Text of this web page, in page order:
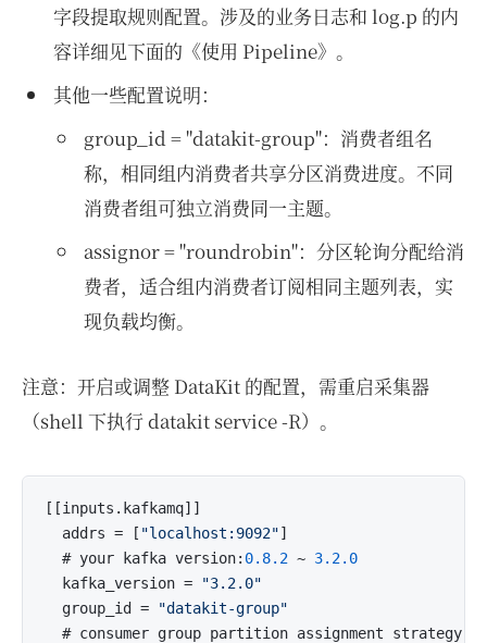
字段提取规则配置。涉及的业务日志和 log.p 的内
容详细见下面的《使用 Pipeline》。
其他一些配置说明：
group_id = "datakit-group"：消费者组名
称，相同组内消费者共享分区消费进度。不同
消费者组可独立消费同一主题。
assignor = "roundrobin"：分区轮询分配给消
费者，​适合组内消费者订阅相同主题列表​，实
现负载均衡。
注意：开启或调整 DataKit 的配置，需重启采集器
（shell 下执行 datakit service -R）。
[[inputs.kafkamq]]
  addrs = [
"localhost:9092"]
  # your kafka version:
0.8.2 ~ 3.2.0
  kafka_version =
"3.2.0"
  group_id =
"datakit-group"
# consumer group partition assignment strategy